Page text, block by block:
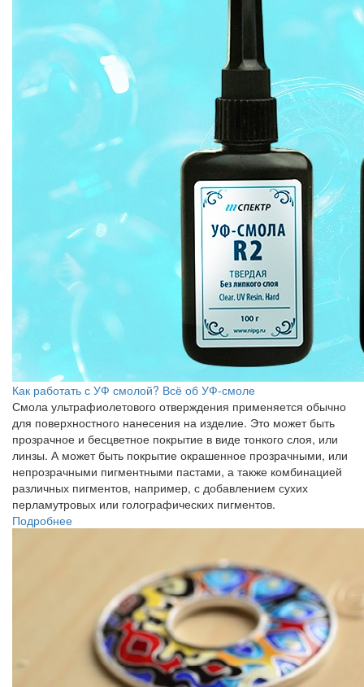
Как работать с УФ смолой? Всё об УФ-смоле
Смола ультрафиолетового отверждения применяется обычно
для поверхностного нанесения на изделие. Это может быть
прозрачное и бесцветное покрытие в виде тонкого слоя, или
линзы. А может быть покрытие окрашенное прозрачными, или
непрозрачными пигментными пастами, а также комбинацией
различных пигментов, например, с добавлением сухих
перламутровых или голографических пигментов.
Подробнее